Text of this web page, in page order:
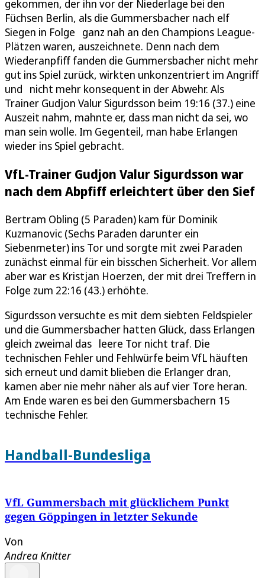
gekommen, der ihn vor der Niederlage bei den
Füchsen Berlin, als die Gummersbacher nach elf
Siegen in Folge ganz nah an den Champions League-
Plätzen waren, auszeichnete. Denn nach dem
Wiederanpfiff fanden die Gummersbacher nicht mehr
gut ins Spiel zurück, wirkten unkonzentriert im Angriff
und nicht mehr konsequent in der Abwehr. Als
Trainer Gudjon Valur Sigurdsson beim 19:16 (37.) eine
Auszeit nahm, mahnte er, dass man nicht da sei, wo
man sein wolle. Im Gegenteil, man habe Erlangen
wieder ins Spiel gebracht.
VfL-Trainer Gudjon Valur Sigurdsson war
nach dem Abpfiff erleichtert über den Sief
Bertram Obling (5 Paraden) kam für Dominik
Kuzmanovic (Sechs Paraden darunter ein
Siebenmeter) ins Tor und sorgte mit zwei Paraden
zunächst einmal für ein bisschen Sicherheit. Vor allem
aber war es Kristjan Hoerzen, der mit drei Treffern in
Folge zum 22:16 (43.) erhöhte.
Sigurdsson versuchte es mit dem siebten Feldspieler
und die Gummersbacher hatten Glück, dass Erlangen
gleich zweimal das leere Tor nicht traf. Die
technischen Fehler und Fehlwürfe beim VfL häuften
sich erneut und damit blieben die Erlanger dran,
kamen aber nie mehr näher als auf vier Tore heran.
Am Ende waren es bei den Gummersbachern 15
technische Fehler.
Handball-Bundesliga
VfL Gummersbach mit glücklichem Punkt
gegen Göppingen in letzter Sekunde
Von
Andrea Knitter